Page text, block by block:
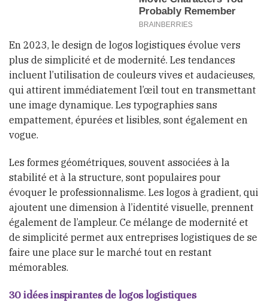
En 2023, le design de logos logistiques évolue vers
plus de simplicité et de modernité. Les tendances
incluent l’utilisation de couleurs vives et audacieuses,
qui attirent immédiatement l’œil tout en transmettant
une image dynamique. Les typographies sans
empattement, épurées et lisibles, sont également en
vogue.
Les formes géométriques, souvent associées à la
stabilité et à la structure, sont populaires pour
évoquer le professionnalisme. Les logos à gradient, qui
ajoutent une dimension à l’identité visuelle, prennent
également de l’ampleur. Ce mélange de modernité et
de simplicité permet aux entreprises logistiques de se
faire une place sur le marché tout en restant
mémorables.
30 idées inspirantes de logos logistiques